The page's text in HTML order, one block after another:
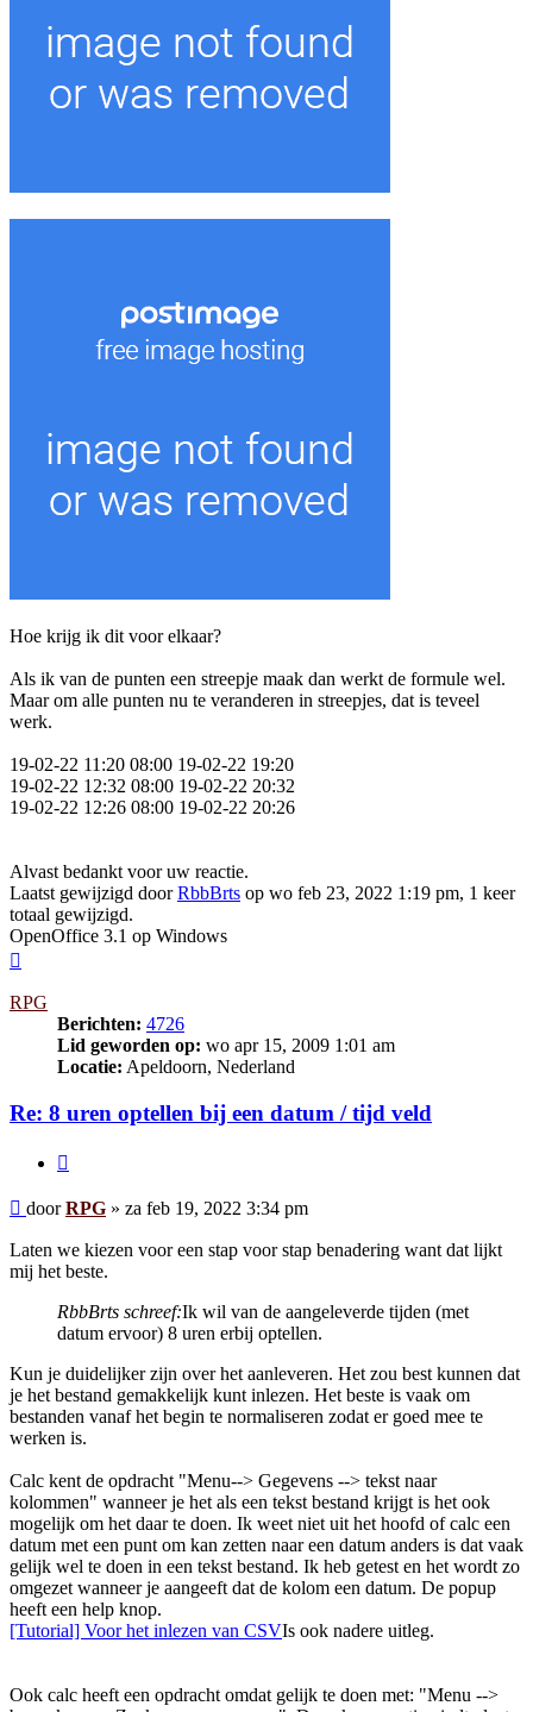
Hoe krijg ik dit voor elkaar?
Als ik van de punten een streepje maak dan werkt de formule wel.
Maar om alle punten nu te veranderen in streepjes, dat is teveel
werk.
19-02-22 11:20 08:00 19-02-22 19:20
19-02-22 12:32 08:00 19-02-22 20:32
19-02-22 12:26 08:00 19-02-22 20:26
Alvast bedankt voor uw reactie.
Laatst gewijzigd doorRbbBrts op wo feb 23, 2022 1:19 pm, 1 keer
totaal gewijzigd.
OpenOffice 3.1 op Windows
RPG
Berichten: 4726
Lid geworden op: wo apr 15, 2009 1:01 am
Locatie: Apeldoorn, Nederland
Re: 8 uren optellen bij een datum / tijd veld
Bericht
doorRPG » za feb 19, 2022 3:34 pm
Laten we kiezen voor een stap voor stap benadering want dat lijkt
mij het beste.
RbbBrts schreef:Ik wil van de aangeleverde tijden (met
datum ervoor) 8 uren erbij optellen.
Kun je duidelijker zijn over het aanleveren. Het zou best kunnen dat
je het bestand gemakkelijk kunt inlezen. Het beste is vaak om
bestanden vanaf het begin te normaliseren zodat er goed mee te
werken is.
Calc kent de opdracht "Menu--> Gegevens --> tekst naar
kolommen" wanneer je het als een tekst bestand krijgt is het ook
mogelijk om het daar te doen. Ik weet niet uit het hoofd of calc een
datum met een punt om kan zetten naar een datum anders is dat vaak
gelijk wel te doen in een tekst bestand. Ik heb getest en het wordt zo
omgezet wanneer je aangeeft dat de kolom een datum. De popup
heeft een help knop.
[Tutorial] Voor het inlezen van CSVIs ook nadere uitleg.
Ook calc heeft een opdracht omdat gelijk te doen met: "Menu -->